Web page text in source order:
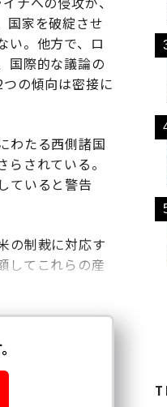
国家を破綻させ
い。他方で、ロ
国際的な議論の
の傾向は密接に
わたる西側諸国
されている。
ていると警告
の制裁に対応す
してこれらの産